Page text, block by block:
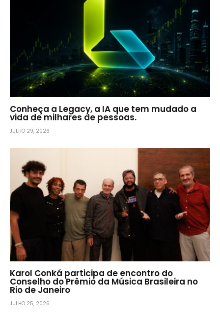
Conheça a Legacy, a IA que tem mudado a
vida de milhares de pessoas.
JULHO 29, 2026
Karol Conká participa de encontro do
Conselho do Prêmio da Música Brasileira no
Rio de Janeiro
JULHO 25, 2026